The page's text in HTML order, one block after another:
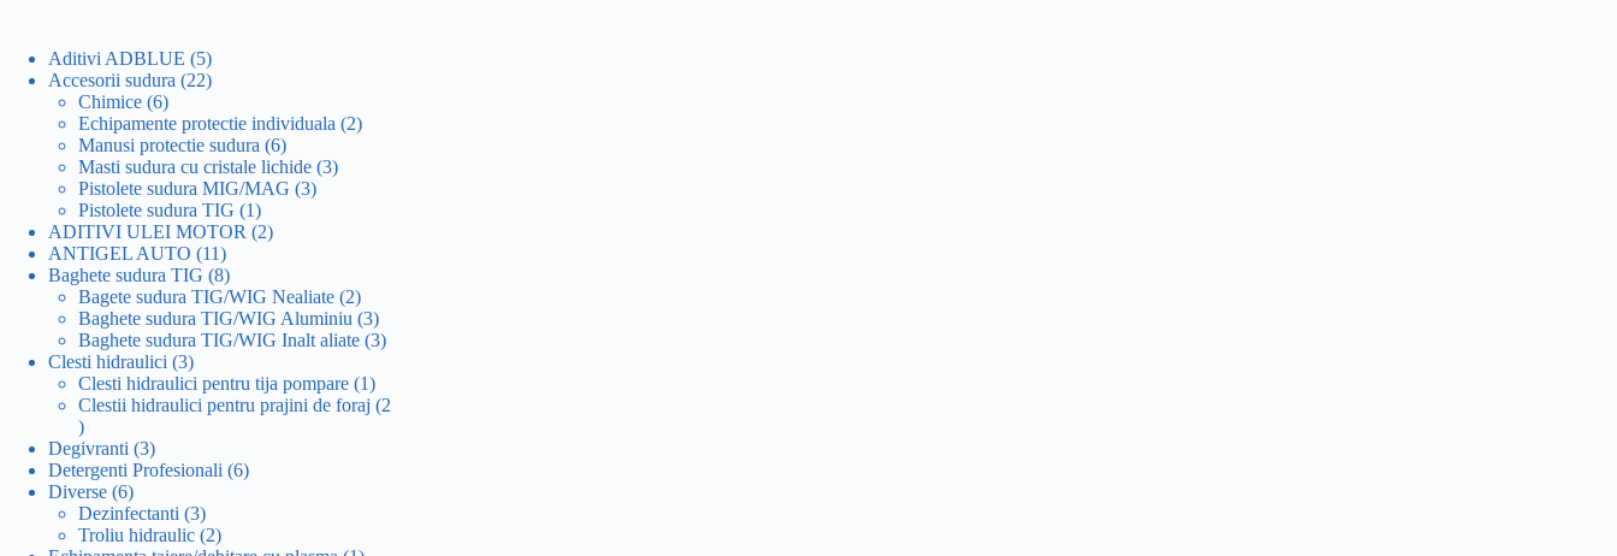
Aditivi ADBLUE 55
produse
Accesorii sudura 2222
produse
Chimice 66
produse
Echipamente protectie individuala 22
Manusi protectie sudura 66
produse
Masti sudura cu cristale lichide 33
Pistolete sudura MIG/MAG 33
Pistolete sudura TIG 11
produs
ADITIVI ULEI MOTOR 22
ANTIGEL AUTO 1111
produse
Baghete sudura TIG 88
produse
Bagete sudura TIG/WIG Nealiate 22
produse
Baghete sudura TIG/WIG Aluminiu 33
produse
Baghete sudura TIG/WIG Inalt aliate 33
Clesti hidraulici 33
produse
Clesti hidraulici pentru tija pompare 11
produs
Clestii hidraulici pentru prajini de foraj
2
2
produse
Degivranti 33
produse
Detergenti Profesionali 66
Diverse 66
produse
Dezinfectanti 33
produse
Troliu hidraulic 22